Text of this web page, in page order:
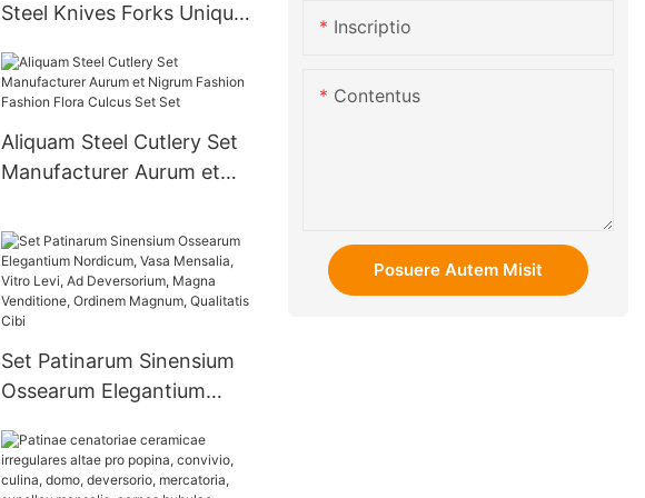
Steel Knives Forks Unique
Scalding Aliquam Steel
Cutlery
Aliquam Steel Cutlery Set
Manufacturer Aurum et
Flora Culcus Set Set
Set Patinarum Sinensium
Ossearum Elegantium
Vitro Levi, Ad
Deversorium, Magna
Inscriptio
Contentus
Posuere Autem Misit